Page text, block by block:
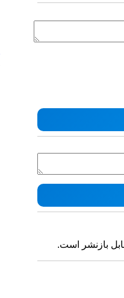
بازنشر است.